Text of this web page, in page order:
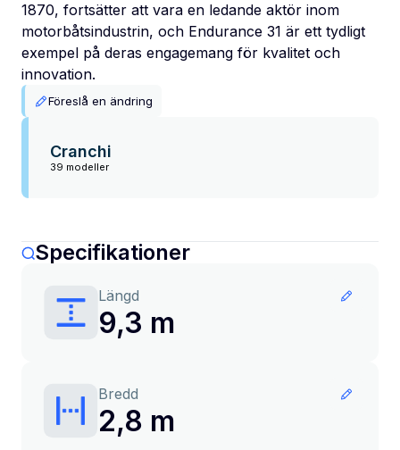
1870, fortsätter att vara en ledande aktör inom
motorbåtsindustrin, och Endurance 31 är ett tydligt
exempel på deras engagemang för kvalitet och
innovation.
Föreslå en ändring
Cranchi
39 modeller
Specifikationer
Längd
9,3 m
Bredd
2,8 m